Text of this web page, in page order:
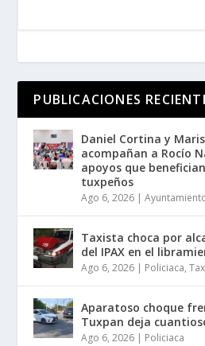
PUBLICACIONES
Daniel Cortina y
acompañan a Rocío
apoyos que
tuxpeños
Ago 6, 2026 |
Taxista choca por
del IPAX en el
Ago 6, 2026 | Policiaca,
Aparatoso choque
Tuxpan deja
Ago 6, 2026 | Policiaca